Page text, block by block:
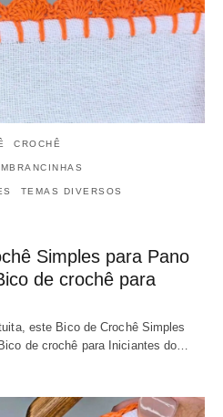
CROCHÊ
TEMAS DIVERSOS
Simples para Pano
de crochê para
este Bico de Crochê Simples
de crochê para Iniciantes do…